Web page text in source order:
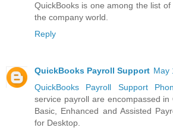
QuickBooks is one among the list
the company world.
Reply
QuickBooks Payroll Support May
QuickBooks Payroll Support
service payroll are encompassed
Basic, Enhanced and Assisted
for Desktop.